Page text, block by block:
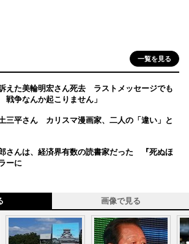
一覧を見る
えた美輪明宏さん死去 ラストメッセージでも
争なんか起こりません」
三平さん カリスマ漫画家、二人の「違い」と
さんは、経済界有数の読書家だった 『死ぬほ
ーに
画像で見る